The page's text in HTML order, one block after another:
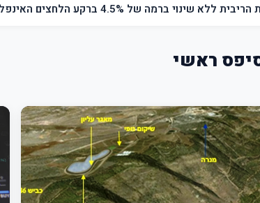
ברמה של 4.5% ברקע הלחצים האינפלציוניים.
ראשי